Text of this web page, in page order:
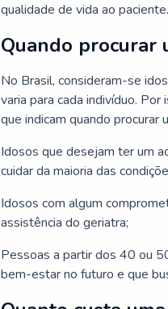
qualidade de vida ao paciente.
Quando procurar
No Brasil, consideram-se
varia para cada indivíduo.
que indicam quando procurar
Idosos que desejam ter um
cuidar da maioria das
Idosos com algum
assistência do geriatra;
Pessoas a partir dos 40 ou
bem-estar no futuro e que